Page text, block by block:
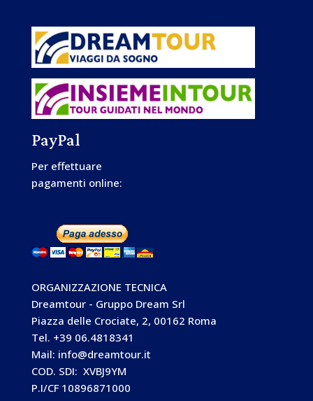
PayPal
Per effettuare
pagamenti online:
ORGANIZZAZIONE TECNICA
Dreamtour - Gruppo Dream Srl
Piazza delle Crociate, 2, 00162 Roma
Tel. +39 06.4818341
Mail: info@dreamtour.it
COD. SDI: XVBJ9YM
P.I/CF 10896871000